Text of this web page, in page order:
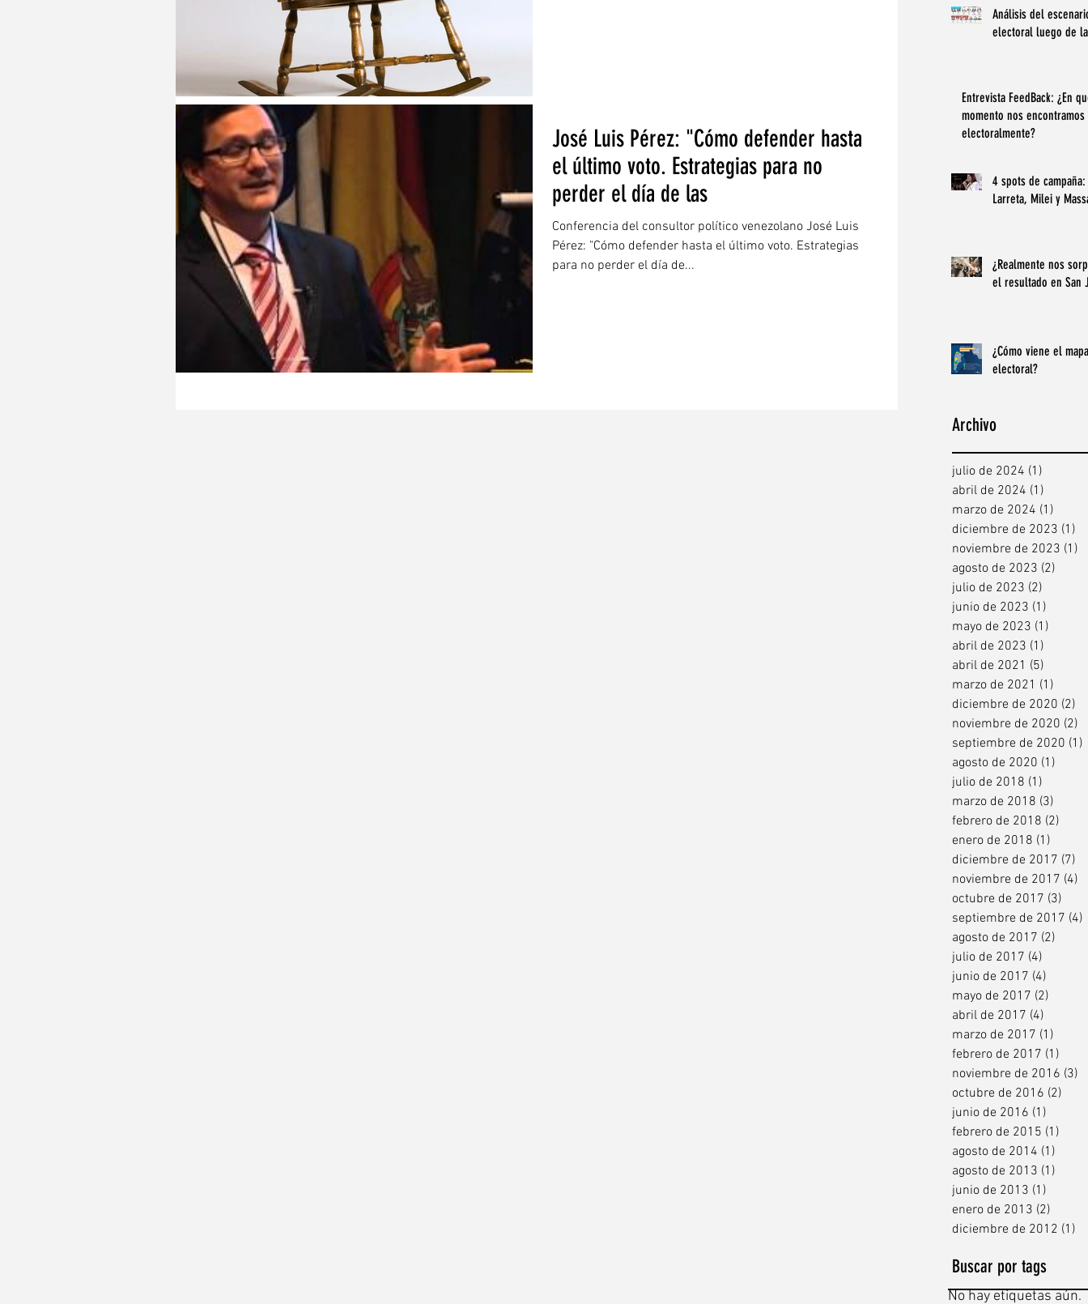
José Luis Pérez: "Cómo defender hasta
el último voto. Estrategias para no
perder el día de las
Conferencia del consultor político venezolano José Luis
Pérez: "Cómo defender hasta el último voto. Estrategias
para no perder el día de...
Análisis del
electoral luego de
Entrevista FeedBack: ¿En
momento nos encontramos
electoralmente?
4 spots de
Larreta, Milei y
¿Realmente nos
el resultado en San
¿Cómo viene el mapa
electoral?
Archivo
julio de 2024 (1)
abril de 2024 (1)
marzo de 2024 (1)
diciembre de 2023 (1)
noviembre de 2023 (1)
agosto de 2023 (2)
julio de 2023 (2)
junio de 2023 (1)
mayo de 2023 (1)
abril de 2023 (1)
abril de 2021 (5)
marzo de 2021 (1)
diciembre de 2020 (2)
noviembre de 2020 (2)
septiembre de 2020 (1)
agosto de 2020 (1)
julio de 2018 (1)
marzo de 2018 (3)
febrero de 2018 (2)
enero de 2018 (1)
diciembre de 2017 (7)
noviembre de 2017 (4)
octubre de 2017 (3)
septiembre de 2017 (4)
agosto de 2017 (2)
julio de 2017 (4)
junio de 2017 (4)
mayo de 2017 (2)
abril de 2017 (4)
marzo de 2017 (1)
febrero de 2017 (1)
noviembre de 2016 (3)
octubre de 2016 (2)
junio de 2016 (1)
febrero de 2015 (1)
agosto de 2014 (1)
agosto de 2013 (1)
junio de 2013 (1)
enero de 2013 (2)
diciembre de 2012 (1)
Buscar por tags
No hay etiquetas aún.